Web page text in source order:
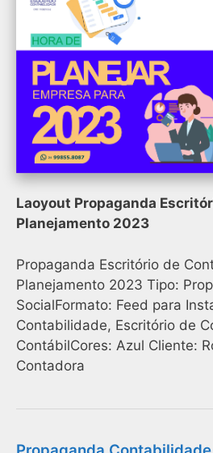
Laoyout Propaganda
Planejamento 2023
Propaganda Escritório de
Planejamento 2023 Tipo:
SocialFormato: Feed para
Contabilidade, Escritório de
ContábilCores: Azul Cliente:
Contadora